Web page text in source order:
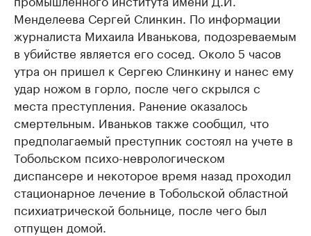
Менделеева Сергей Слинкин. По информации
журналиста Михаила Иванькова, подозреваемым
в убийстве является его сосед. Около 5 часов
утра он пришел к Сергею Слинкину и нанес ему
удар ножом в горло, после чего скрылся с
места преступления. Ранение оказалось
смертельным. Иваньков также сообщил, что
предполагаемый преступник состоял на учете в
Тобольском психо-неврологическом
диспансере и некоторое время назад проходил
стационарное лечение в Тобольской областной
психиатрической больнице, после чего был
отпущен домой.